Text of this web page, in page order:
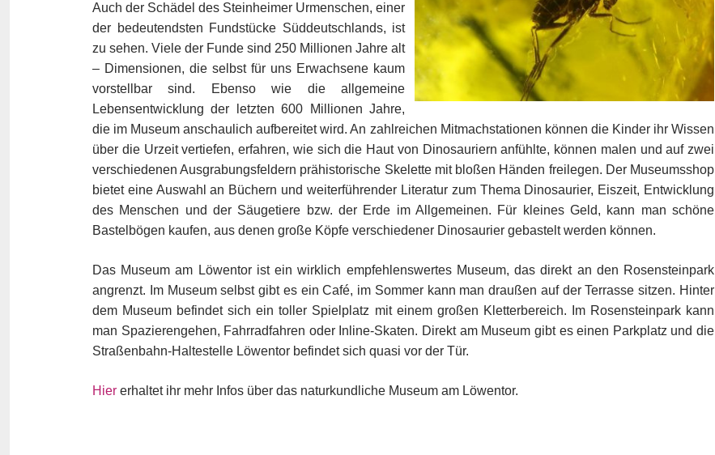
Auch der Schädel des Steinheimer Urmenschen, einer
der bedeutendsten Fundstücke Süddeutschlands, ist
zu sehen. Viele der Funde sind 250 Millionen Jahre alt
– Dimensionen, die selbst für uns Erwachsene kaum
vorstellbar sind. Ebenso wie die allgemeine
Lebensentwicklung der letzten 600 Millionen Jahre,
die im Museum anschaulich aufbereitet wird. An zahlreichen Mitmachstationen können die Kinder ihr Wissen
über die Urzeit vertiefen, erfahren, wie sich die Haut von Dinosauriern anfühlte, können malen und auf zwei
verschiedenen Ausgrabungsfeldern prähistorische Skelette mit bloßen Händen freilegen. Der Museumsshop
bietet eine Auswahl an Büchern und weiterführender Literatur zum Thema Dinosaurier, Eiszeit, Entwicklung
des Menschen und der Säugetiere bzw. der Erde im Allgemeinen. Für kleines Geld, kann man schöne
Bastelbögen kaufen, aus denen große Köpfe verschiedener Dinosaurier gebastelt werden können.
Das Museum am Löwentor ist ein wirklich empfehlenswertes Museum, das direkt an den Rosensteinpark
angrenzt. Im Museum selbst gibt es ein Café, im Sommer kann man draußen auf der Terrasse sitzen. Hinter
dem Museum befindet sich ein toller Spielplatz mit einem großen Kletterbereich. Im Rosensteinpark kann
man Spazierengehen, Fahrradfahren oder Inline-Skaten. Direkt am Museum gibt es einen Parkplatz und die
Straßenbahn-Haltestelle Löwentor befindet sich quasi vor der Tür.
Hier erhaltet ihr mehr Infos über das naturkundliche Museum am Löwentor.